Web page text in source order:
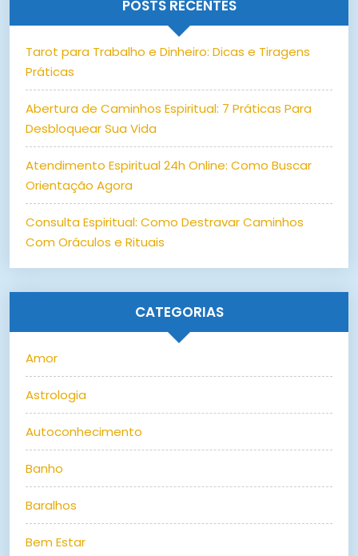
POSTS RECENTES
Tarot para Trabalho e Dinheiro: Dicas e Tiragens
Práticas
Abertura de Caminhos Espiritual: 7 Práticas Para
Desbloquear Sua Vida
Atendimento Espiritual 24h Online: Como Buscar
Orientação Agora
Consulta Espiritual: Como Destravar Caminhos
Com Oráculos e Rituais
CATEGORIAS
Amor
Astrologia
Autoconhecimento
Banho
Baralhos
Bem Estar